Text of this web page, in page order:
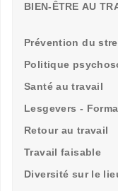
BIEN-ÊTRE AU
Prévention du
Politique
Santé au travail
Lesgevers -
Retour au travail
Travail faisable
Diversité sur le